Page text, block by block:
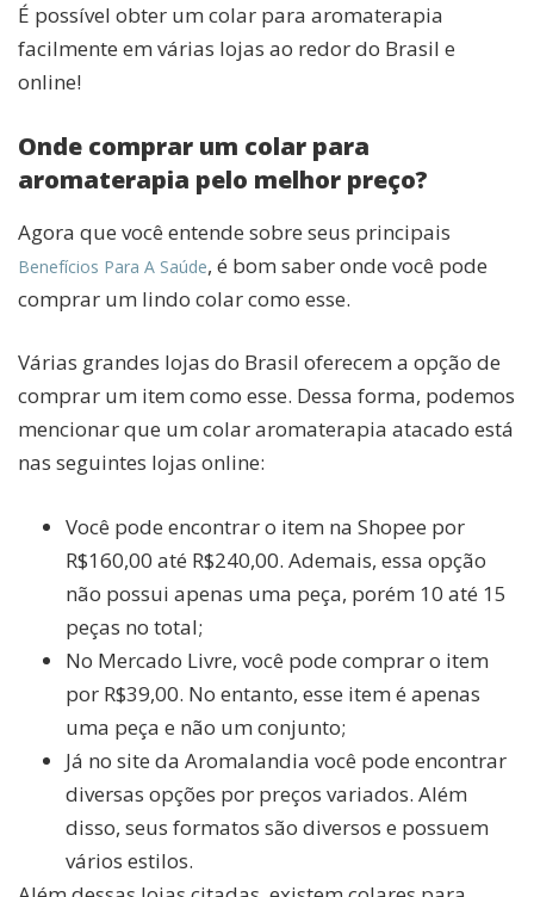
É possível obter um colar para aromaterapia
facilmente em várias lojas ao redor do Brasil e
online!
Onde comprar um colar para
aromaterapia pelo melhor preço?
Agora que você entende sobre seus principais
Benefícios Para A Saúde, é bom saber onde você pode
comprar um lindo colar como esse.
Várias grandes lojas do Brasil oferecem a opção de
comprar um item como esse. Dessa forma, podemos
mencionar que um colar aromaterapia atacado está
nas seguintes lojas online:
Você pode encontrar o item na Shopee por
R$160,00 até R$240,00. Ademais, essa opção
não possui apenas uma peça, porém 10 até 15
peças no total;
No Mercado Livre, você pode comprar o item
por R$39,00. No entanto, esse item é apenas
uma peça e não um conjunto;
Já no site da Aromalandia você pode encontrar
diversas opções por preços variados. Além
disso, seus formatos são diversos e possuem
vários estilos.